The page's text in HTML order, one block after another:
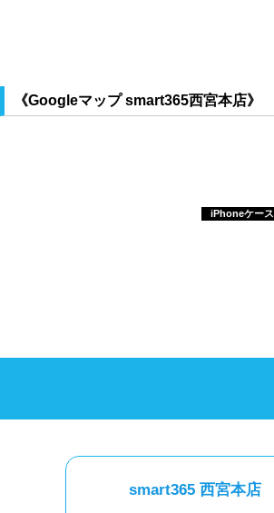
《Googleマップ smart365西宮本店》
iPhoneケース
smart365 西宮本店